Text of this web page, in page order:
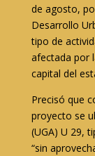
de agosto,
Desarrollo
tipo de
afectada por
capital del
Precisó que
proyecto se
(UGA) U 29,
“sin